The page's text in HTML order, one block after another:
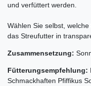
und verfüttert werden.
Wählen Sie selbst,
das Streufutter in
Zusammensetzung:
Fütterungsempfehlung:
Schmackhaften Pfiffikus